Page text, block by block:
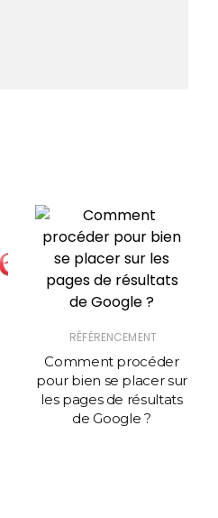
RÉFÉRENCEMENT
Comment procéder
pour bien se placer sur
les pages de résultats
de Google ?